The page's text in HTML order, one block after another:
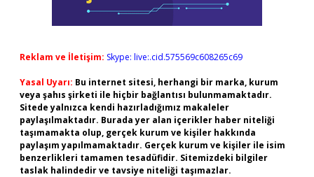
Reklam ve İletişim: Skype: live:.cid.575569c608265c69
Yasal Uyarı: Bu internet sitesi, herhangi bir marka, kurum
veya şahıs şirketi ile hiçbir bağlantısı bulunmamaktadır.
Sitede yalnızca kendi hazırladığımız makaleler
paylaşılmaktadır. Burada yer alan içerikler haber niteliği
taşımamakta olup, gerçek kurum ve kişiler hakkında
paylaşım yapılmamaktadır. Gerçek kurum ve kişiler ile isim
benzerlikleri tamamen tesadüfidir. Sitemizdeki bilgiler
taslak halindedir ve tavsiye niteliği taşımazlar.